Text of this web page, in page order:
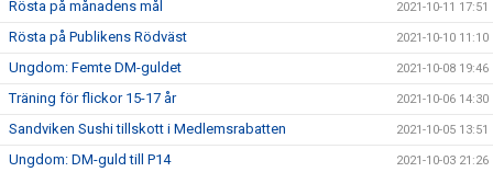
Rösta på månadens mål 2021-10-11 17:51
Rösta på Publikens Rödväst 2021-10-10 11:10
Ungdom: Femte DM-guldet 2021-10-08 19:46
Träning för flickor 15-17 år 2021-10-06 14:30
Sandviken Sushi tillskott i Medlemsrabatten 2021-10-05 13:51
Ungdom: DM-guld till P14 2021-10-03 21:26